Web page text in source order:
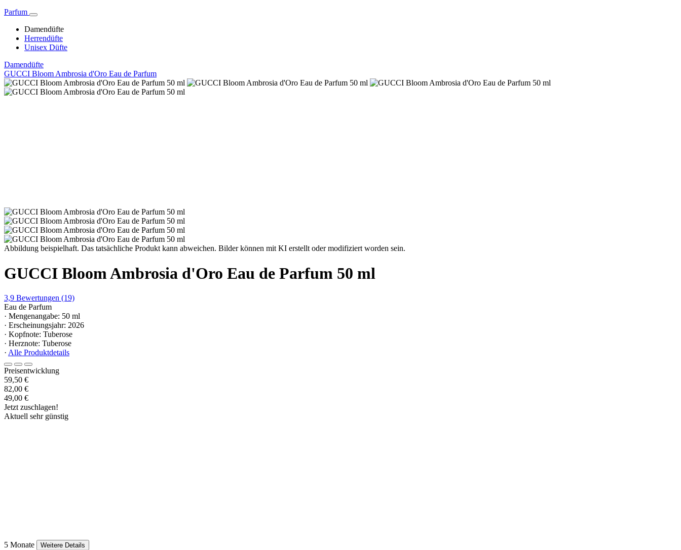
Parfum
Damendüfte
Herrendüfte
Unisex Düfte
Damendüfte
GUCCI Bloom Ambrosia d'Oro Eau de Parfum
Abbildung beispielhaft. Das tatsächliche Produkt kann abweichen. Bilder können mit KI erstellt oder modifiziert worden sein.
GUCCI Bloom Ambrosia d'Oro Eau de Parfum 50 ml
3,9 Bewertungen (19)
Eau de Parfum
· Mengenangabe: 50 ml
· Erscheinungsjahr: 2026
· Kopfnote: Tuberose
· Herznote: Tuberose
· Alle Produktdetails
Preisentwicklung
59,50 €
82,00 €
49,00 €
Jetzt zuschlagen!
Aktuell sehr günstig
5 Monate
Weitere Details